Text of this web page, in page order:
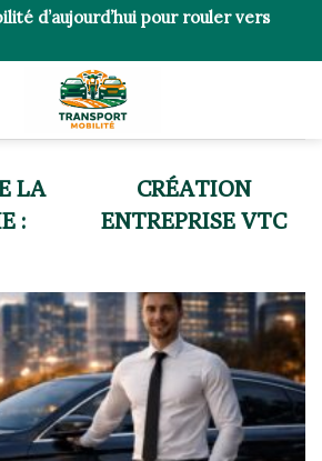
d’aujourd’hui pour rouler vers
CRÉATION
ENTREPRISE VTC